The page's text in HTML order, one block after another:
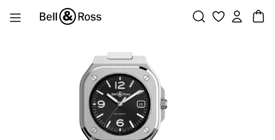
コンテンツへスキップ
アカウント
カー